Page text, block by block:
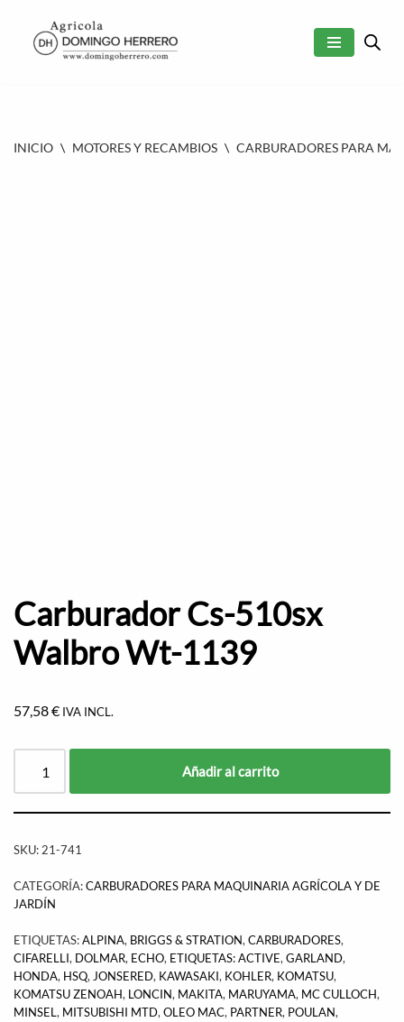
SALTAR
INICIO \ MOTORES Y RECAMBIOS \ CARBURADORES PARA
Carburador Cs-510sx
Walbro Wt-1139
57,58€ IVA INCL.
Añadir al carrito
SKU: 21-741
CATEGORÍA:CARBURADORES PARA MAQUINARIA AGRÍCOLA Y DE
JARDÍN
ETIQUETAS:ALPINA, BRIGGS & STRATION, CARBURADORES,
CIFARELLI, DOLMAR, ECHO, ETIQUETAS: ACTIVE, GARLAND,
HONDA, HSQ, JONSERED, KAWASAKI, KOHLER, KOMATSU,
KOMATSU ZENOAH, LONCIN, MAKITA, MARUYAMA, MC CULLOCH,
MINSEL, MITSUBISHI MTD, OLEO MAC, PARTNER, POULAN,